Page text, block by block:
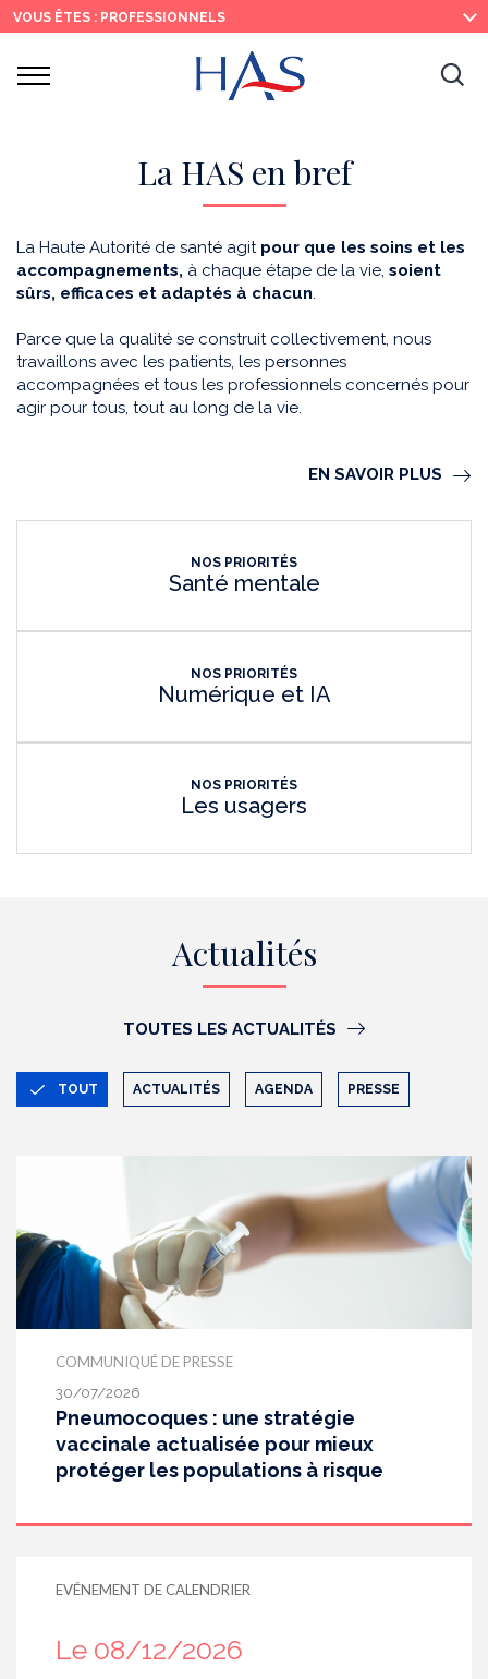
Recherche
Menu
principal
Contenu
principal
VOUS ÊTES : PROFESSIONNELS
Ouvrir
La HAS en bref
La Haute Autorité de santé agit pour que les soins et les
accompagnements, à chaque étape de la vie, soient
sûrs, efficaces et adaptés à chacun.
Parce que la qualité se construit collectivement, nous
travaillons avec les patients, les personnes
accompagnées et tous les professionnels concernés pour
agir pour tous, tout au long de la vie.
EN SAVOIR PLUS
NOS PRIORITÉS
Santé mentale
NOS PRIORITÉS
Numérique et IA
NOS PRIORITÉS
Les usagers
Actualités
TOUTES LES ACTUALITÉS
TOUT ACTUALITÉS AGENDA PRESSE
COMMUNIQUÉ DE PRESSE
30/07/2026
Pneumocoques : une stratégie
vaccinale actualisée pour mieux
protéger les populations à risque
EVÉNEMENT DE CALENDRIER
Le 08/12/2026